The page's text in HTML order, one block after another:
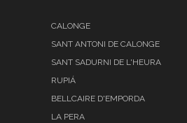
CALONGE
SANT ANTONI DE CALONGE
SANT SADURNI DE L'HEURA
RUPIÁ
BELLCAIRE D'EMPORDA
LA PERA